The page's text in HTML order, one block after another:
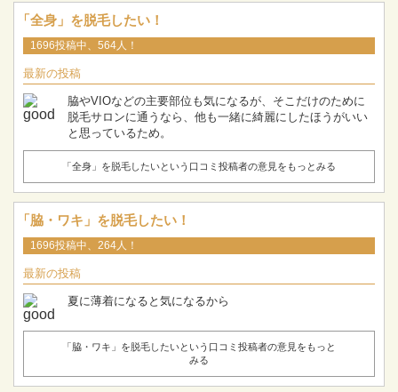
「全身」を脱毛したい！
1696投稿中、564人！
最新の投稿
脇やVIOなどの主要部位も気になるが、そこだけのために
脱毛サロンに通うなら、他も一緒に綺麗にしたほうがいい
と思っているため。
「全身」を脱毛したいという口コミ投稿者の意見をもっとみる
「脇・ワキ」を脱毛したい！
1696投稿中、264人！
最新の投稿
夏に薄着になると気になるから
「脇・ワキ」を脱毛したいという口コミ投稿者の意見をもっと
みる